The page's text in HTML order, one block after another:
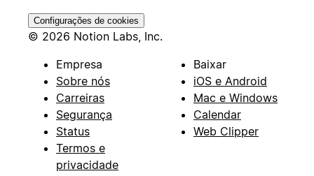
Configurações de cookies
© 2026 Notion Labs, Inc.
Empresa
Sobre nós
Carreiras
Segurança
Status
Termos e
privacidade
Baixar
iOS e Android
Mac e Windows
Calendar
Web Clipper